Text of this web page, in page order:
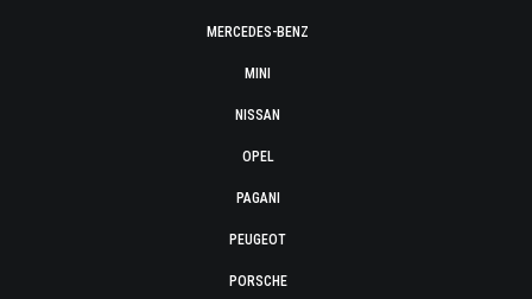
MERCEDES-BENZ
MINI
NISSAN
OPEL
PAGANI
PEUGEOT
PORSCHE